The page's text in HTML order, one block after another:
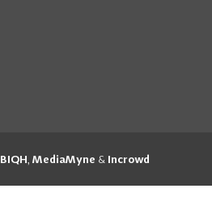
BIQH MediaMyne & Incrowd